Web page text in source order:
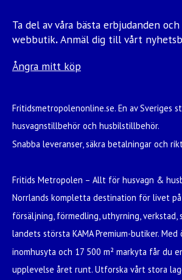
Ta del av våra bästa erbjudanden
webbutik.Anmäl dig till vårt
Ångra mitt köp
Fritidsmetropolenonline.se. En av Sveriges
husvagnstillbehör och husbilstillbehör.
Snabba leveranser, säkra betalningar och
Fritids Metropolen – Allt för husvagn &
Norrlands kompletta destination för livet
försäljning, förmedling, uthyrning, verkstad,
landets största KAMA Premium-butiker. Med
inomhusyta och 17 500 m² markyta får du
upplevelse året runt. Utforska vårt stora